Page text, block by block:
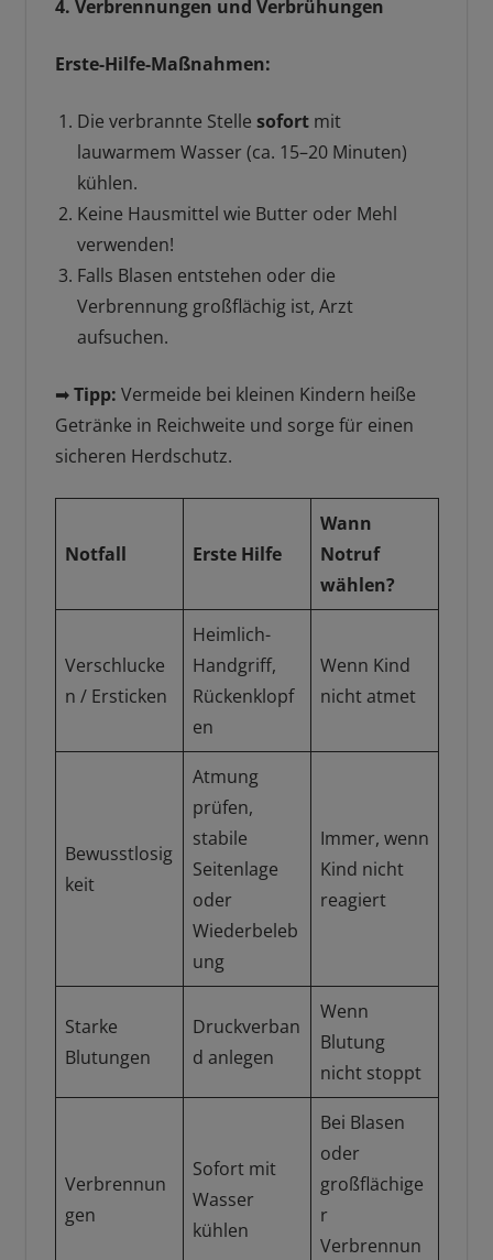
4. Verbrennungen und Verbrühungen
Erste-Hilfe-Maßnahmen:
Die verbrannte Stelle sofortmit
lauwarmem Wasser (ca. 15–20 Minuten)
kühlen.
Keine Hausmittel wie Butter oder Mehl
verwenden!
Falls Blasen entstehen oder die
Verbrennung großflächig ist, Arzt
aufsuchen.
➡Tipp: Vermeide bei kleinen Kindern heiße
Getränke in Reichweite und sorge für einen
sicheren Herdschutz.
Notfall Erste Hilfe
Wann
Notruf
wählen?
Verschlucke
n / Ersticken
Heimlich-
Handgriff,
Rückenklopf
en
Wenn Kind
nicht atmet
Bewusstlosig
keit
Atmung
prüfen,
stabile
Seitenlage
oder
Wiederbeleb
ung
Immer, wenn
Kind nicht
reagiert
Starke
Blutungen
Druckverban
d anlegen
Wenn
Blutung
nicht stoppt
Verbrennun
gen
Sofort mit
Wasser
kühlen
Bei Blasen
oder
großflächige
r
Verbrennun